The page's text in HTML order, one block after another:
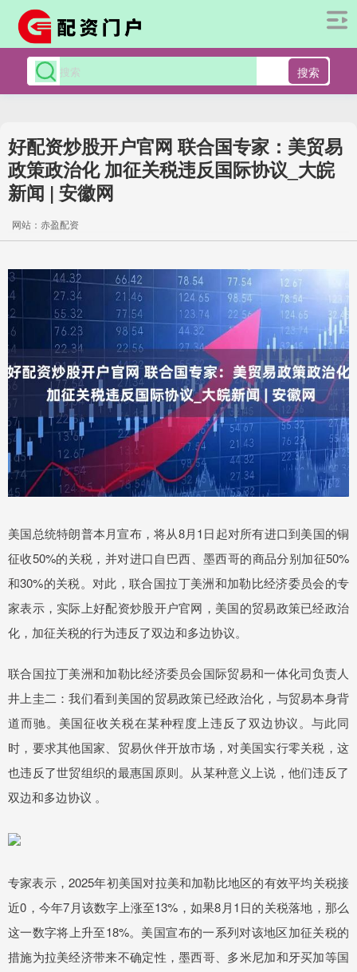
搜索
好配资炒股开户官网 联合国专家：美贸易
政策政治化 加征关税违反国际协议_大皖
新闻 | 安徽网
网站：赤盈配资
美国总统特朗普本月宣布，将从8月1日起对所有进口到美国的铜
征收50%的关税，并对进口自巴西、墨西哥的商品分别加征50%
和30%的关税。对此，联合国拉丁美洲和加勒比经济委员会的专
家表示，实际上好配资炒股开户官网，美国的贸易政策已经政治
化，加征关税的行为违反了双边和多边协议。
联合国拉丁美洲和加勒比经济委员会国际贸易和一体化司负责人
井上圭二：我们看到美国的贸易政策已经政治化，与贸易本身背
道而驰。美国征收关税在某种程度上违反了双边协议。与此同
时，要求其他国家、贸易伙伴开放市场，对美国实行零关税，这
也违反了世贸组织的最惠国原则。从某种意义上说，他们违反了
双边和多边协议 。
专家表示，2025年初美国对拉美和加勒比地区的有效平均关税接
近0，今年7月该数字上涨至13%，如果8月1日的关税落地，那么
这一数字将上升至18%。美国宣布的一系列对该地区加征关税的
措施为拉美经济带来不确定性，墨西哥、多米尼加和牙买加等国